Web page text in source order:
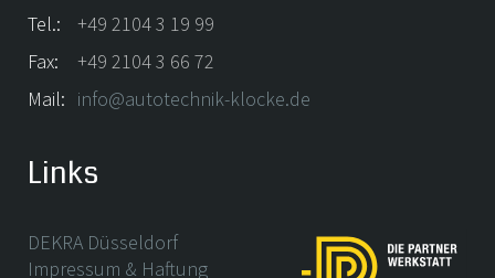
Tel.:
+49 2104 3 19 99
Fax:
+49 2104 3 66 72
Mail: info@autotechnik-klocke.de
Links
DEKRA Düsseldorf
Impressum & Haftung